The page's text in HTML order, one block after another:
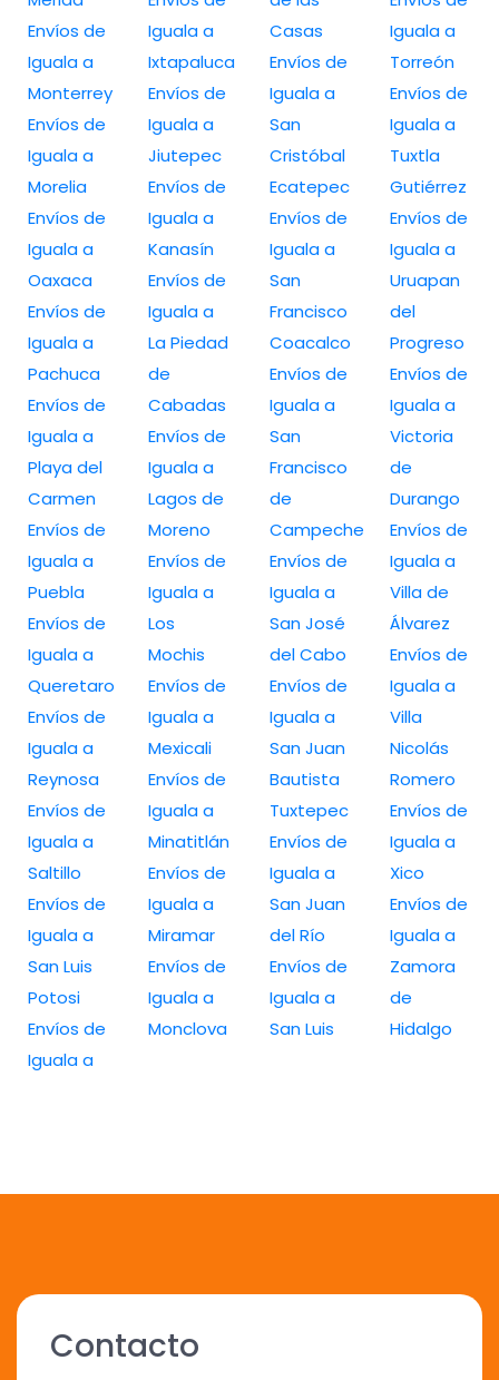
Envíos de
Iguala a
Monterrey
Envíos de
Iguala a
Morelia
Envíos de
Iguala a
Oaxaca
Envíos de
Iguala a
Pachuca
Envíos de
Iguala a
Playa del
Carmen
Envíos de
Iguala a
Puebla
Envíos de
Iguala a
Queretaro
Envíos de
Iguala a
Reynosa
Envíos de
Iguala a
Saltillo
Envíos de
Iguala a
San Luis
Potosi
Envíos de
Iguala a
Iguala a
Ixtapaluca
Envíos de
Iguala a
Jiutepec
Envíos de
Iguala a
Kanasín
Envíos de
Iguala a
La Piedad
de
Cabadas
Envíos de
Iguala a
Lagos de
Moreno
Envíos de
Iguala a
Los
Mochis
Envíos de
Iguala a
Mexicali
Envíos de
Iguala a
Minatitlán
Envíos de
Iguala a
Miramar
Envíos de
Iguala a
Monclova
Casas
Envíos de
Iguala a
San
Cristóbal
Ecatepec
Envíos de
Iguala a
San
Francisco
Coacalco
Envíos de
Iguala a
San
Francisco
de
Campeche
Envíos de
Iguala a
San José
del Cabo
Envíos de
Iguala a
San Juan
Bautista
Tuxtepec
Envíos de
Iguala a
San Juan
del Río
Envíos de
Iguala a
San Luis
Iguala a
Torreón
Envíos de
Iguala a
Tuxtla
Gutiérrez
Envíos de
Iguala a
Uruapan
del
Progreso
Envíos de
Iguala a
Victoria
de
Durango
Envíos de
Iguala a
Villa de
Álvarez
Envíos de
Iguala a
Villa
Nicolás
Romero
Envíos de
Iguala a
Xico
Envíos de
Iguala a
Zamora
de
Hidalgo
Contacto